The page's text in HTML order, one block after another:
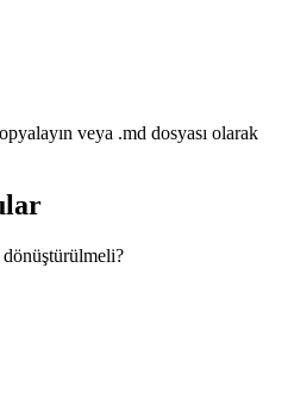
veya .md dosyası olarak